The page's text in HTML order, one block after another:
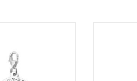
AAN WINKELWAGEN